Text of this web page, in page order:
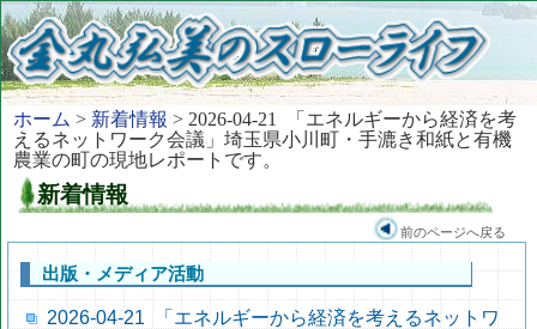
ホーム > 新着情報 > 2026-04-21 「エネルギーから経済を考
えるネットワーク会議」埼玉県小川町・手漉き和紙と有機
農業の町の現地レポートです。
新着情報
前のページへ戻る
出版・メディア活動
2026-04-21 「エネルギーから経済を考えるネットワ